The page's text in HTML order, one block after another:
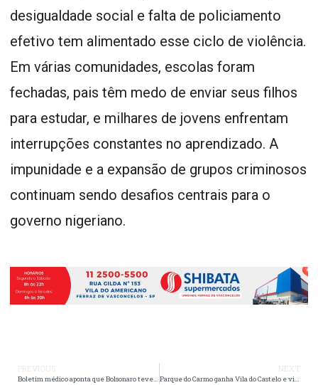
desigualdade social e falta de policiamento
efetivo tem alimentado esse ciclo de violência.
Em várias comunidades, escolas foram
fechadas, pais têm medo de enviar seus filhos
para estudar, e milhares de jovens enfrentam
interrupções constantes no aprendizado. A
impunidade e a expansão de grupos criminosos
continuam sendo desafios centrais para o
governo nigeriano.
Boletim médico aponta que Bolsonaro teve confusão mental e alucinações Parque do Carmo ganha Vila do Castelo e vive dia de festa com réplica gigante do Castelo Rá-Tim-Bum